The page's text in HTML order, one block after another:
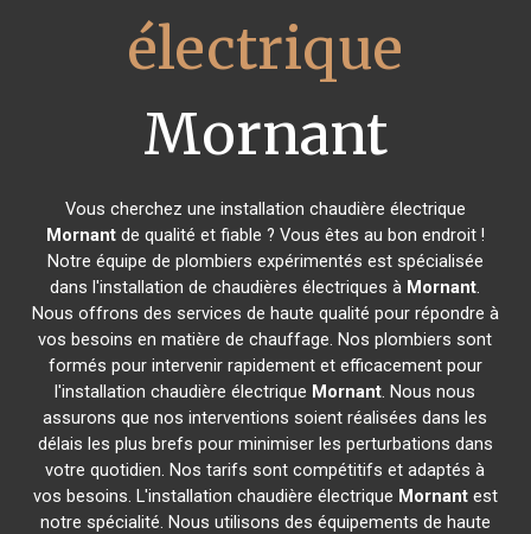
électrique
Mornant
Vous cherchez une installation chaudière électrique
Mornantde qualité et fiable ? Vous êtes au bon endroit !
Notre équipe de plombiers expérimentés est spécialisée
dans l'installation de chaudières électriques à Mornant.
Nous offrons des services de haute qualité pour répondre à
vos besoins en matière de chauffage. Nos plombiers sont
formés pour intervenir rapidement et efficacement pour
l'installation chaudière électrique Mornant. Nous nous
assurons que nos interventions soient réalisées dans les
délais les plus brefs pour minimiser les perturbations dans
votre quotidien. Nos tarifs sont compétitifs et adaptés à
vos besoins. L'installation chaudière électrique Mornantest
notre spécialité. Nous utilisons des équipements de haute